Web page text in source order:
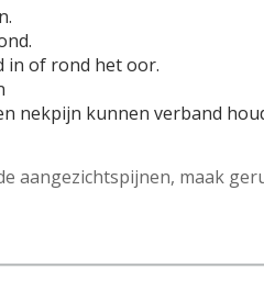
in of rond het oor.
nekpijn kunnen verband
aangezichtspijnen, maak